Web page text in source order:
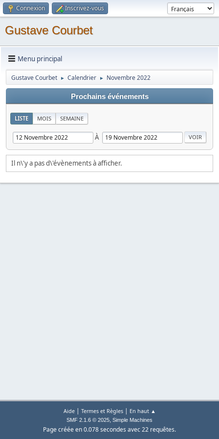
Connexion Inscrivez-vous
Gustave Courbet
Menu principal
Gustave Courbet ► Calendrier ► Novembre 2022
Prochains événements
LISTE MOIS SEMAINE
À
Il n\'y a pas d\'évènements à afficher.
Aide| Termes et Règles| En haut ▲
SMF 2.1.6 © 2025, Simple Machines
Page créée en 0.078 secondes avec 22 requêtes.